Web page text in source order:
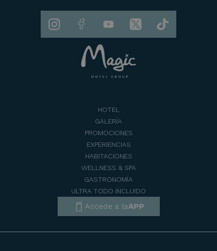
HOTEL
GALERÍA
PROMOCIONES
EXPERIENCIAS
HABITACIONES
WELLNESS & SPA
GASTRONOMÍA
ULTRA TODO INCLUIDO
Accede a laAPP